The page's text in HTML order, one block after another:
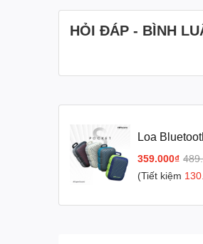
Tiện lợi khi di
Khả năng chống
Thời lượng pin dài:
Người thường
Kết luận:
Loa Bluetooth Mini di động
HỎI ĐÁP - BÌNH
Loa
359.000₫
(Tiết kiệm